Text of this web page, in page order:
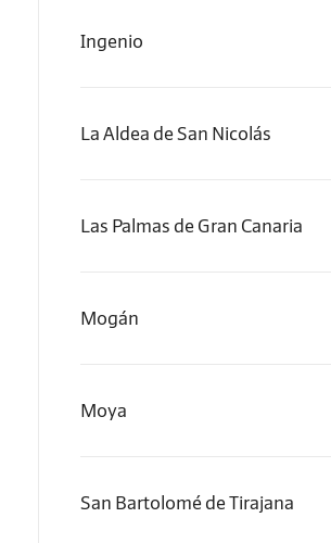
Ingenio
La Aldea de San Nicolás
Las Palmas de Gran Canaria
Mogán
Moya
San Bartolomé de Tirajana